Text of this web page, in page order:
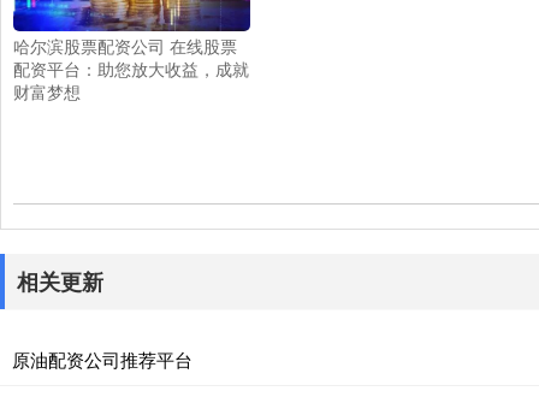
哈尔滨股票配资公司 在线股票
配资平台：助您放大收益，成就
财富梦想
相关更新
原油配资公司推荐平台